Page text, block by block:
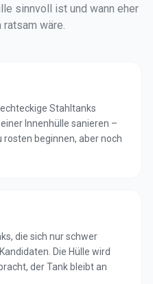
sinnvoll ist und wann eher
wäre.
Stahltanks
Innenhülle sanieren –
beginnen, aber noch
die sich nur schwer
Die Hülle wird
der Tank bleibt an